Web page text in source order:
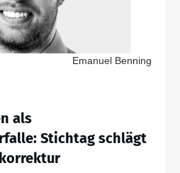
Emanuel Benning
als
Stichtag schlägt